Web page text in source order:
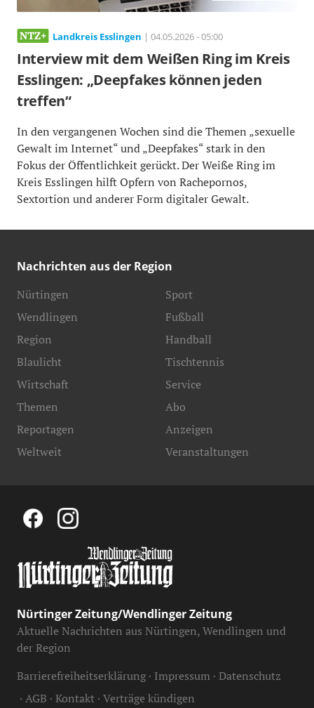
Landkreis Esslingen | 04.05.2026 - 05:00
Interview mit dem Weißen Ring im Kreis
Esslingen: „Deepfakes können jeden
treffen“
In den vergangenen Wochen sind die Themen „sexuelle
Gewalt im Internet“ und „Deepfakes“ stark in den
Fokus der Öffentlichkeit gerückt. Der Weiße Ring im
Kreis Esslingen hilft Opfern von Rachepornos,
Sextortion und anderer Form digitaler Gewalt.
Nachrichten aus der Region
Nürtingen
Wendlingen
Region
Blaulicht
Sport
Fußball
Handball
Tischtennis
Wirtschaft
Themen
Reportagen
Weltweit
Service
Abo
Anzeigen
Veranstaltungen
Nürtinger Zeitung/Wendlinger Zeitung
Aktuelle Nachrichten aus Nürtingen, Wendlingen und
der Region
Barrierefreiheitserklärung Impressum Datenschutz
AGB Kontakt Verträge kündigen